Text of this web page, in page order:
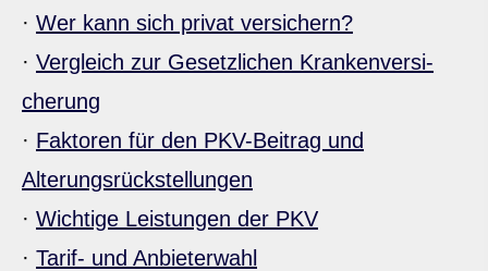
· Wer kann sich privat ver­sichern?
· Vergleich zur Gesetzlichen Kranken­ver­si­
che­rung
· Faktoren für den PKV-Beitrag und
Alterungsrückstellungen
· Wichtige Leistungen der PKV
· Tarif- und Anbieterwahl